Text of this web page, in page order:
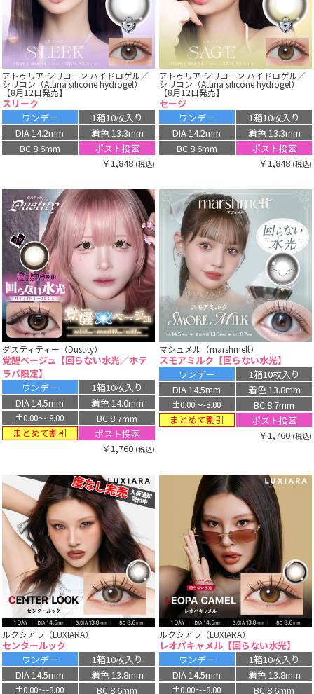
アトゥリア シリコーン ハイドロゲル／
シリコン（Aturia silicone hydrogel）
【8月12日発売】
スリーク
ワンデー
1箱10枚入り
DIA 14.2mm
着色 13.3mm
BC 8.6mm
ポスト投函
￥1,848 (税込)
アトゥリア シリコーン ハイドロゲル／
シリコン（Aturia silicone hydrogel）
【8月12日発売】
セージ
ワンデー
1箱10枚入り
DIA 14.2mm
着色 13.3mm
BC 8.6mm
ポスト投函
￥1,848 (税込)
ダスティティー（Dustity）
覚醒ベージュ【回らない水光／ホテ
ラバ限定】
ワンデー
1箱10枚入り
DIA 14.5mm
着色 14.0mm
±0.00〜-8.00
BC 8.7mm
まとめて割引
ポスト投函
￥1,760 (税込)
マシュメル（marshmelt）
スモアミルク【回らない水光】
ワンデー
1箱10枚入り
DIA 14.5mm
着色 13.8mm
±0.00〜-8.00
BC 8.7mm
まとめて割引
ポスト投函
￥1,760 (税込)
ルクシアラ（LUXIARA）
センタールック
ワンデー
1箱10枚入り
DIA 14.5mm
着色 13.8mm
±0.00〜-8.00
BC 8.6mm
ルクシアラ（LUXIARA）
レオパキャメル【回らない水光】
ワンデー
1箱10枚入り
DIA 14.5mm
着色 13.8mm
±0.00〜-8.00
BC 8.6mm